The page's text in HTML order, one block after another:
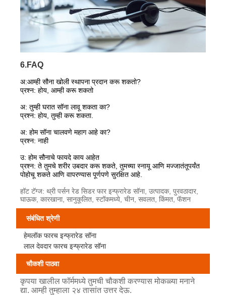
6.FAQ
अ:आम्ही सौना खोली स्थापना प्रदान करू शकतो?
प्रश्न: होय, आम्ही करू शकतो
अ: तुम्ही घरात सॉना लावू शकता का?
प्रश्न: होय, तुम्ही करू शकता.
अ: होम सॉना चालवणे महाग आहे का?
प्रश्न: नाही
उ: होम सौनाचे फायदे काय आहेत
प्रश्न: ते तुमचे शरीर उबदार करू शकते, तुमच्या स्नायू आणि मज्जातंतूपर्यंत
पोहोचू शकते आणि वापरण्यास पूर्णपणे सुरक्षित आहे.
हॉट टॅग्ज: थ्री पर्सन रेड सिडर फार इन्फ्रारेड सॉना, उत्पादक, पुरवठादार,
घाऊक, कारखाना, सानुकूलित, स्टॉकमध्ये, चीन, सवलत, किंमत, फॅशन
संबंधित श्रेणी
हेमलॉक फारच इन्फ्रारेड सॉना
लाल देवदार फारच इन्फ्रारेड सॉना
चौकशी पाठवा
कृपया खालील फॉर्ममध्ये तुमची चौकशी करण्यास मोकळ्या मनाने
द्या. आम्ही तुम्हाला २४ तासांत उत्तर देऊ.